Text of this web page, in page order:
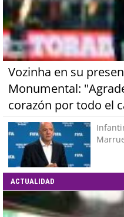
Vozinha en su
Monumental:
corazón por todo el
grande de Chile"
ACTUALIDAD